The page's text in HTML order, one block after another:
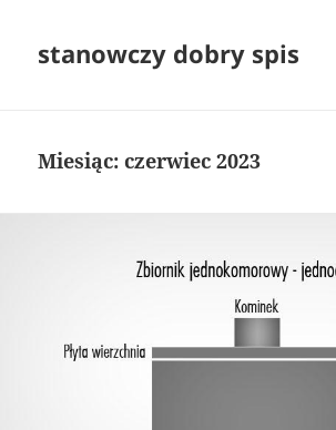
stanowczy dobry spis
Miesiąc:czerwiec 2023